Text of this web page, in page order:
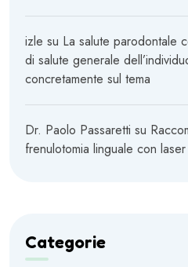
izle su La salute parodontale
di salute generale
concretamente sul tema
Dr. Paolo Passaretti su
frenulotomia linguale con laser
Categorie